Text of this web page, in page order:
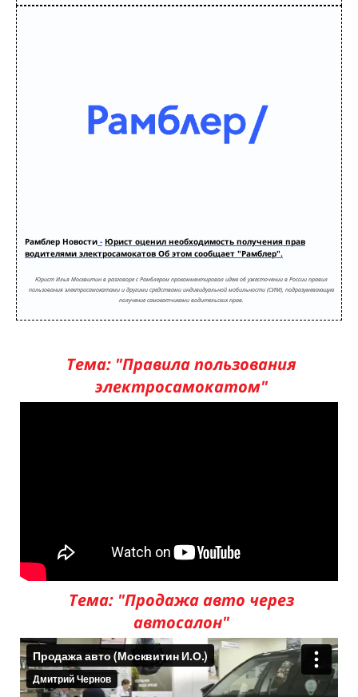
Рамблер Новости - Юрист оценил необходимость получения прав
водителями электросамокатов Об этом сообщает "Рамблер".
Юрист Илья Москвитин в разговоре с Рамблером прокомментировал идею об ужесточении в России правил
пользования электросамокатами и другими средствами индивидуальной мобильности (СИМ), подразумевающую
получение самокатчиками водительских прав.
Тема: "Правила пользования
электросамокатом"
Тема: "Продажа авто через
автосалон"